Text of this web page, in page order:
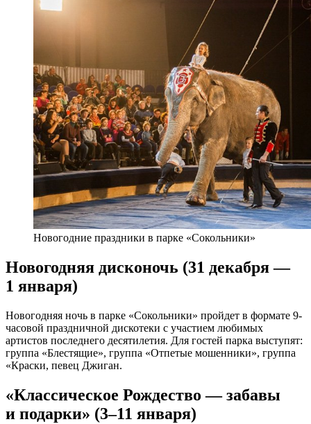
Новогодние праздники в парке «Сокольники»
Новогодняя дисконочь (31 декабря —
1 января)
Новогодняя ночь в парке «Сокольники» пройдет в формате 9-
часовой праздничной дискотеки с участием любимых
артистов последнего десятилетия. Для гостей парка выступят:
группа «Блестящие», группа «Отпетые мошенники», группа
«Краски, певец Джиган.
«Классическое Рождество — забавы
и подарки» (3–11 января)